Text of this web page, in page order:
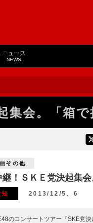
ニュース
NEWS
集会。「箱で
その他
継！ＳＫＥ党決起集会
2013/12/5、6
のコンサートツアー『SKE党